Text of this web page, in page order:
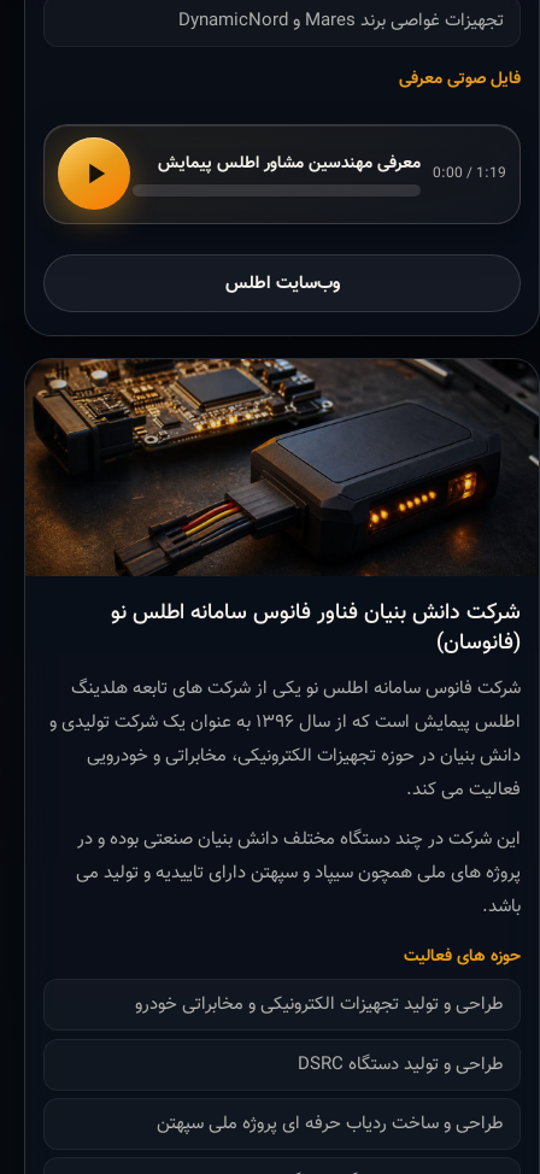
تجهیزات غواصی برند Mares و DynamicNord
فایل صوتی معرفی
0:00 / 1:19 معرفی مهندسین مشاور اطلس پیمایش
وب‌سایت اطلس
شرکت دانش بنیان فناور فانوس سامانه اطلس نو
(فانوسان)
شرکت فانوس سامانه اطلس نو یکی از شرکت های تابعه هلدینگ
اطلس پیمایش است که از سال ۱۳۹۶ به عنوان یک شرکت تولیدی و
دانش بنیان در حوزه تجهیزات الکترونیکی، مخابراتی و خودرویی
فعالیت می کند.
این شرکت در چند دستگاه مختلف دانش بنیان صنعتی بوده و در
پروژه های ملی همچون سیپاد و سپهتن دارای تاییدیه و تولید می
باشد.
حوزه های فعالیت
طراحی و تولید تجهیزات الکترونیکی و مخابراتی خودرو
طراحی و تولید دستگاه DSRC
طراحی و ساخت ردیاب حرفه ای پروژه ملی سپهتن